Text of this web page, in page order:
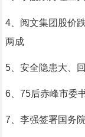
4、阅文集团股价
两成
5、安全隐患大、
6、75后赤峰市委
7、李强签署国务